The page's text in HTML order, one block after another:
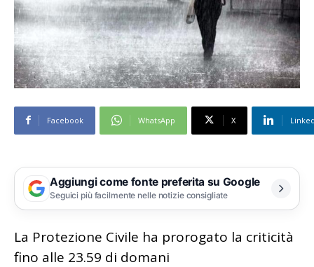
Facebook WhatsApp X
Aggiungi come fonte preferita su Google
Seguici più facilmente nelle notizie consigliate
La Protezione Civile ha prorogato la criticità
fino alle 23.59 di domani